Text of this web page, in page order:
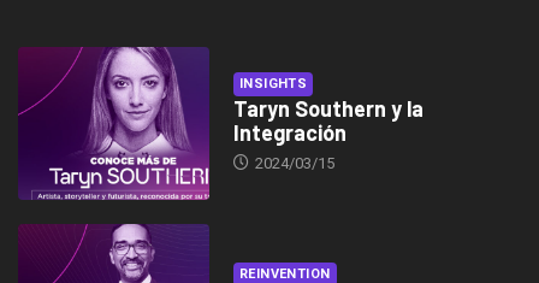
INSIGHTS
Taryn Southern y la
Integración
2024/03/15
REINVENTION